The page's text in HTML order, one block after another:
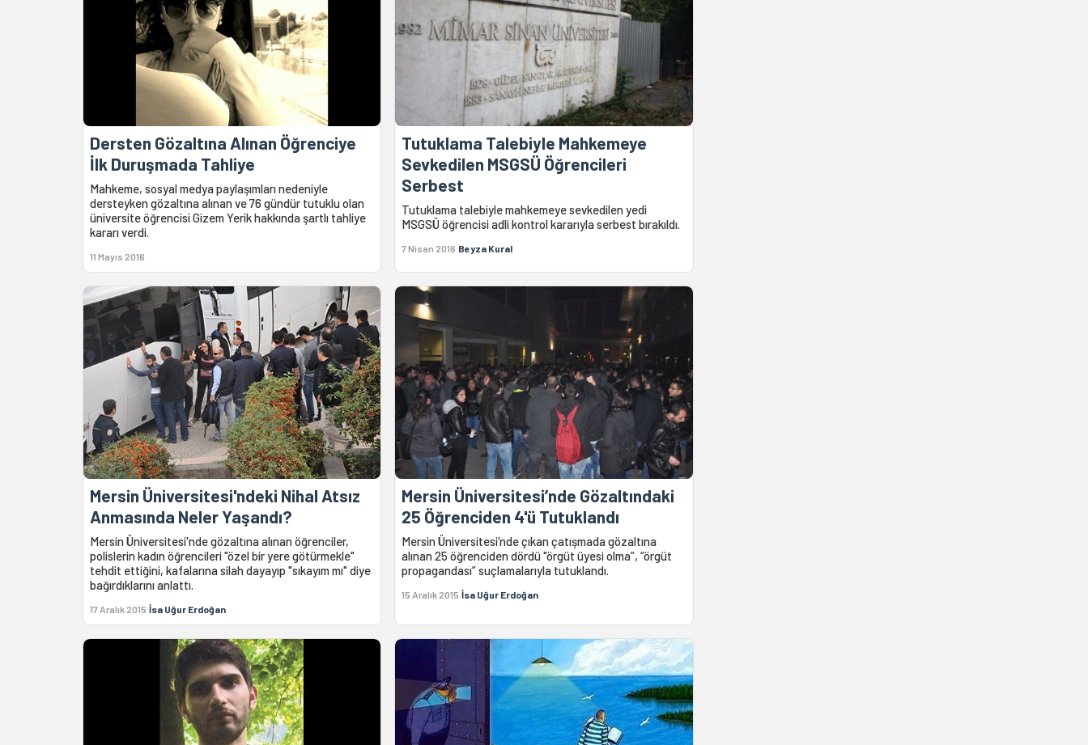
Dersten Gözaltına Alınan Öğrenciye
İlk Duruşmada Tahliye
Mahkeme, sosyal medya paylaşımları nedeniyle
dersteyken gözaltına alınan ve 76 gündür tutuklu olan
üniversite öğrencisi Gizem Yerik hakkında şartlı tahliye
kararı verdi.
11 Mayıs 2016
Tutuklama Talebiyle Mahkemeye
Sevkedilen MSGSÜ Öğrencileri
Serbest
Tutuklama talebiyle mahkemeye sevkedilen yedi
MSGSÜ öğrencisi adli kontrol kararıyla serbest bırakıldı.
7 Nisan 2016 Beyza Kural
Mersin Üniversitesi'ndeki Nihal Atsız
Anmasında Neler Yaşandı?
Mersin Üniversitesi'nde gözaltına alınan öğrenciler,
polislerin kadın öğrencileri "özel bir yere götürmekle"
tehdit ettiğini, kafalarına silah dayayıp "sıkayım mı" diye
bağırdıklarını anlattı.
17 Aralık 2015 İsa Uğur Erdoğan
Mersin Üniversitesi’nde Gözaltındaki
25 Öğrenciden 4'ü Tutuklandı
Mersin Üniversitesi’nde çıkan çatışmada gözaltına
alınan 25 öğrenciden dördü "örgüt üyesi olma”, “örgüt
propagandası” suçlamalarıyla tutuklandı.
15 Aralık 2015 İsa Uğur Erdoğan